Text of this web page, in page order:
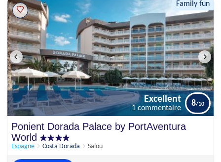
Family fun
Excellent
Ponient Dorada Palace by PortAventura
World
Espagne Costa Dorada Salou
Excellent
1 commentaire
8